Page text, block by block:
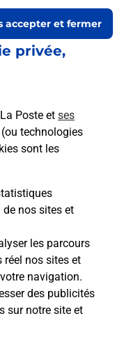
privée,
Poste et ses
technologies
sont les
nos sites et
les parcours
réel nos sites et
navigation.
des publicités
sur notre site et
accepter et fermer
à 09h00